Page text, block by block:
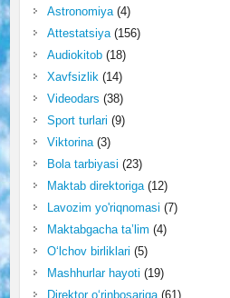
Astronomiya(4)
Attestatsiya(156)
Audiokitob(18)
Xavfsizlik (14)
Videodars (38)
Sport turlari (9)
Viktorina(3)
Bola tarbiyasi (23)
Maktab direktoriga(12)
Lavozim yo'riqnomasi (7)
Maktabgacha ta’lim (4)
O‘lchov birliklari (5)
Mashhurlar hayoti (19)
Direktor o‘rinbosariga(61)